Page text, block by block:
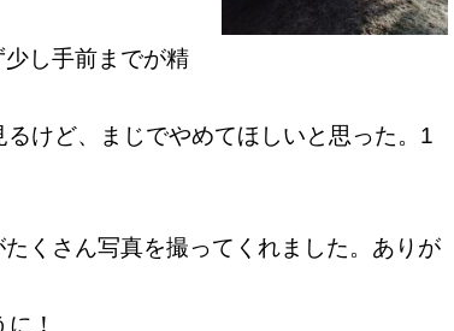
し手前までが精
けど、まじでやめてほしいと思った。1
くさん写真を撮ってくれました。ありが
！